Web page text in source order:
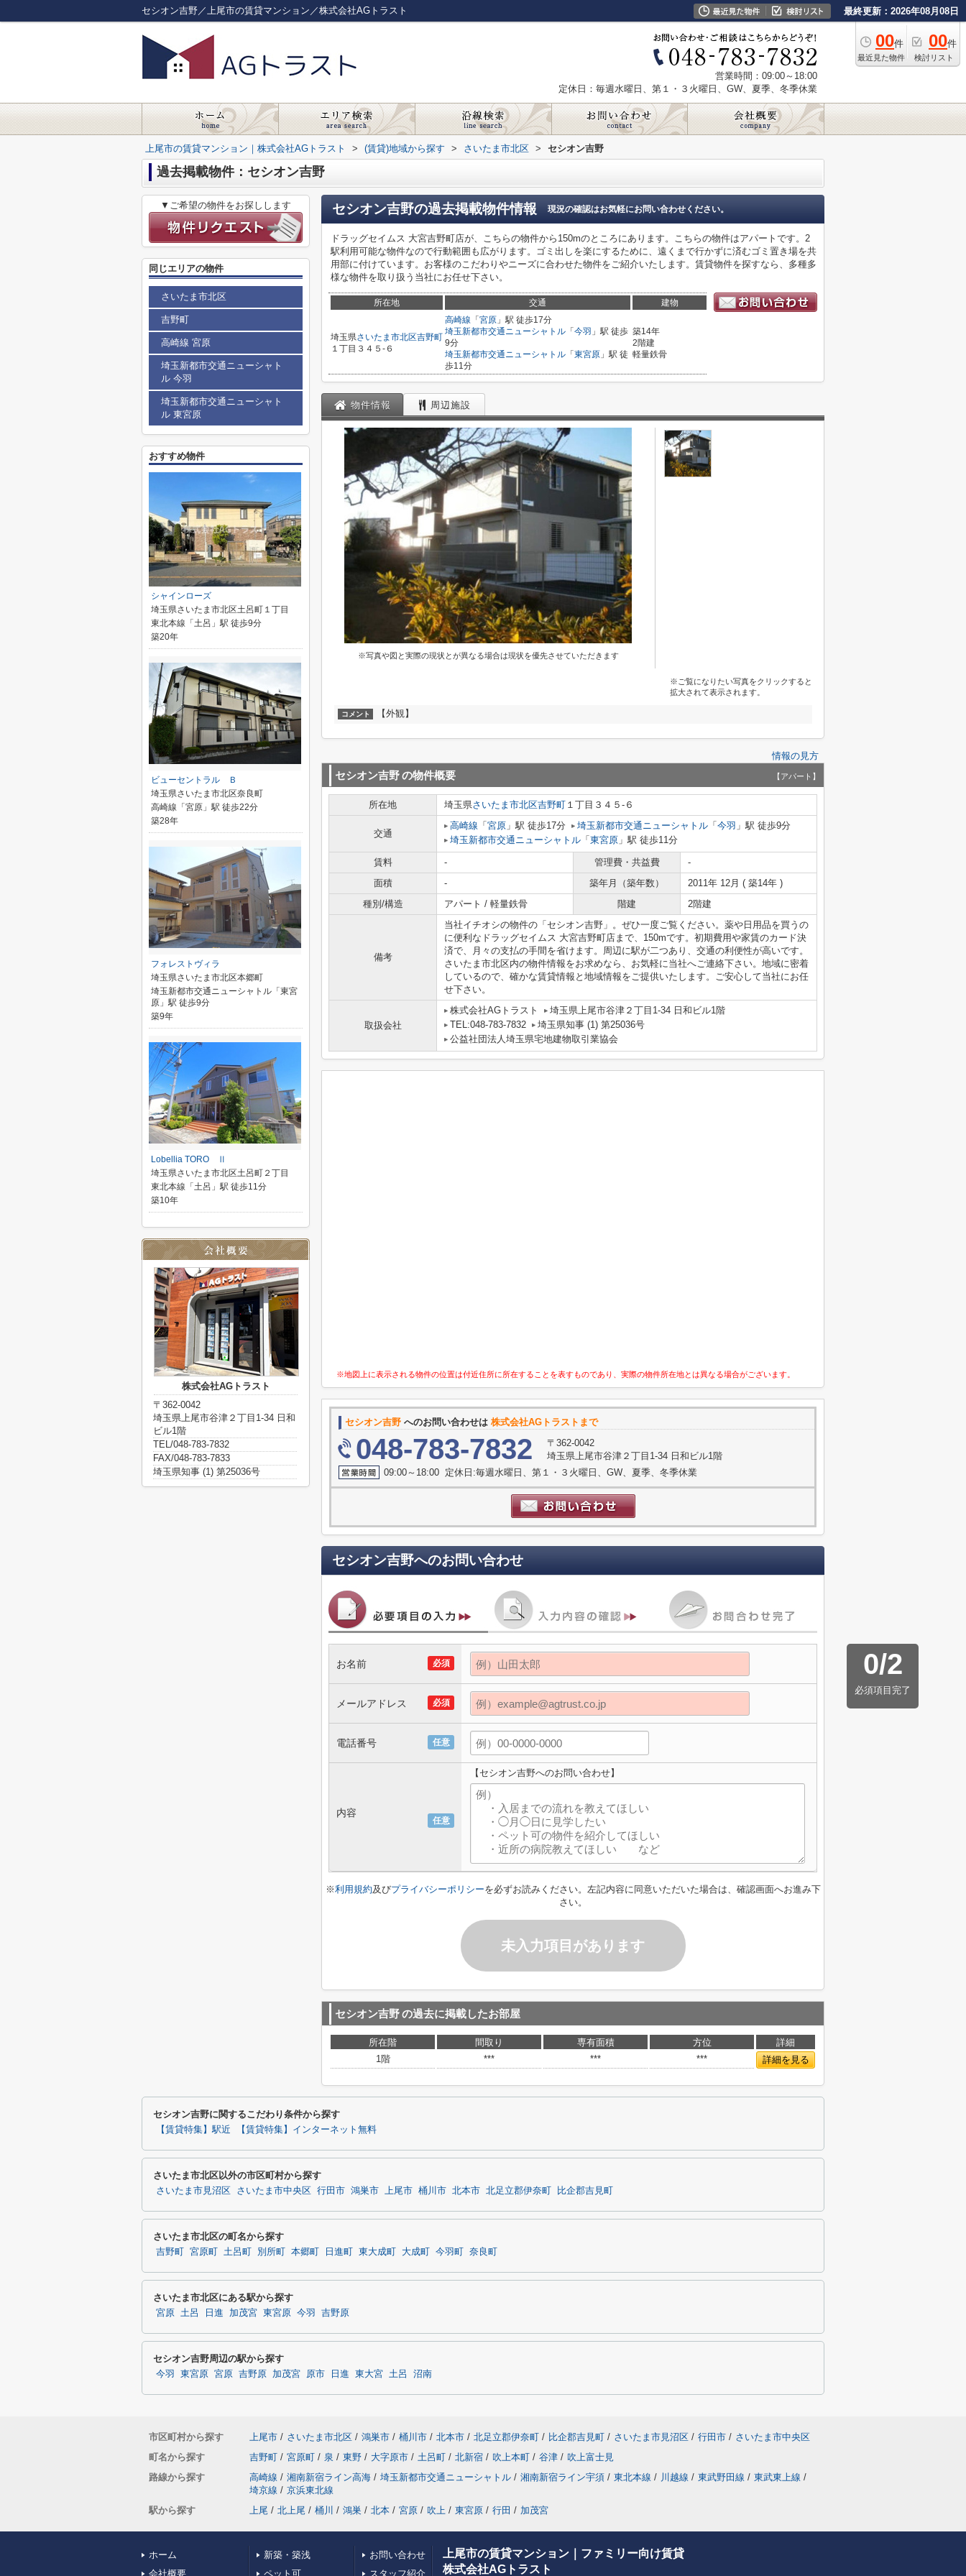
セシオン吉野／上尾市の賃貸マンション／株式会社AGトラスト 最終更新：2026年08月08日
00件
最近見た物件
00件
検討リスト
営業時間：09:00～18:00
定休日：毎週水曜日、第１・３火曜日、GW、夏季、冬季休業
上尾市の賃貸マンション｜株式会社AGトラスト > (賃貸)地域から探す > さいたま市北区 > セシオン吉野
過去掲載物件：セシオン吉野
セシオン吉野の過去掲載物件情報 現況の確認はお気軽にお問い合わせください。
ドラッグセイムス 大宮吉野町店が、こちらの物件から150mのところにあります。こちらの物件はアパートです。2
駅利用可能な物件なので行動範囲も広がります。ゴミ出しを楽にするために、遠くまで行かずに済むゴミ置き場を共
用部に付けています。お客様のこだわりやニーズに合わせた物件をご紹介いたします。賃貸物件を探すなら、多種多
様な物件を取り扱う当社にお任せ下さい。
所在地 交通 建物
埼玉県さいたま市北区吉野町
１丁目３４５-６
高崎線 「 宮原 」駅 徒歩17分
埼玉新都市交通ニューシャトル 「 今羽 」駅 徒歩
9分
埼玉新都市交通ニューシャトル 「 東宮原 」駅 徒
歩11分
築14年
2階建
軽量鉄骨
物件情報 周辺施設
※写真や図と実際の現状とが異なる場合は現状を優先させていただきます
※ご覧になりたい写真をクリックすると
拡大されて表示されます。
コメント 【外観】
情報の見方
セシオン吉野の物件概要 【アパート】
所在地 埼玉県さいたま市北区吉野町 １丁目３４５-６
交通
高崎線 「 宮原 」駅 徒歩17分 埼玉新都市交通ニューシャトル 「 今羽 」駅 徒歩9分
埼玉新都市交通ニューシャトル 「 東宮原 」駅 徒歩11分
賃料 - 管理費・共益費
-
面積
- 築年月（築年数）
2011年 12月 ( 築14年 )
種別/構造
アパート / 軽量鉄骨 階建 2階建
備考
当社イチオシの物件の「セシオン吉野」。ぜひ一度ご覧ください。薬や日用品を買うの
に便利なドラッグセイムス 大宮吉野町店まで、150mです。初期費用や家賃のカード決
済で、月々の支払の手間を省けます。周辺に駅が二つあり、交通の利便性が高いです。
さいたま市北区内の物件情報をお求めなら、お気軽に当社へご連絡下さい。地域に密着
しているので、確かな賃貸情報と地域情報をご提供いたします。ご安心して当社にお任
せ下さい。
取扱会社
株式会社AGトラスト
埼玉県上尾市谷津２丁目1-34 日和ビル1階
TEL:048-783-7832
埼玉県知事 (1) 第25036号
公益社団法人埼玉県宅地建物取引業協会
※地図上に表示される物件の位置は付近住所に所在することを表すものであり、実際の物件所在地とは異なる場合がございます。
セシオン吉野 へのお問い合わせは 株式会社AGトラストまで
048-783-7832
〒362-0042
埼玉県上尾市谷津２丁目1-34 日和ビル1階
09:00～18:00 定休日:毎週水曜日、第１・３火曜日、GW、夏季、冬季休業
セシオン吉野へのお問い合わせ
0/2
必須項目完了
必須
お名前
必須
メールアドレス
任意
電話番号
任意
内容
【セシオン吉野へのお問い合わせ】
※利用規約及びプライバシーポリシーを必ずお読みください。左記内容に同意いただいた場合は、確認画面へお進み下
さい。
未入力項目があります
セシオン吉野の過去に掲載したお部屋
所在階 間取り 専有面積 方位
詳細
1階
*** *** *** 詳細を見る
▼ご希望の物件をお探しします
同じエリアの物件
さいたま市北区
吉野町
高崎線 宮原
埼玉新都市交通ニューシャト
ル 今羽
埼玉新都市交通ニューシャト
ル 東宮原
おすすめ物件
シャインローズ
埼玉県さいたま市北区土呂町１丁目
東北本線「土呂」駅 徒歩9分
築20年
ビューセントラル Ｂ
埼玉県さいたま市北区奈良町
高崎線「宮原」駅 徒歩22分
築28年
フォレストヴィラ
埼玉県さいたま市北区本郷町
埼玉新都市交通ニューシャトル「東宮
原」駅 徒歩9分
築9年
Lobellia TORO Ⅱ
埼玉県さいたま市北区土呂町２丁目
東北本線「土呂」駅 徒歩11分
築10年
株式会社AGトラスト
〒362-0042
埼玉県上尾市谷津２丁目1-34 日和
ビル1階
TEL/048-783-7832
FAX/048-783-7833
埼玉県知事 (1) 第25036号
セシオン吉野に関するこだわり条件から探す
【賃貸特集】駅近 【賃貸特集】インターネット無料
さいたま市北区以外の市区町村から探す
さいたま市見沼区 さいたま市中央区 行田市 鴻巣市 上尾市 桶川市 北本市 北足立郡伊奈町 比企郡吉見町
さいたま市北区の町名から探す
吉野町 宮原町 土呂町 別所町 本郷町 日進町 東大成町 大成町 今羽町 奈良町
さいたま市北区にある駅から探す
宮原 土呂 日進 加茂宮 東宮原 今羽 吉野原
セシオン吉野周辺の駅から探す
今羽 東宮原 宮原 吉野原 加茂宮 原市 日進 東大宮 土呂 沼南
市区町村から探す 上尾市 / さいたま市北区 / 鴻巣市 / 桶川市 / 北本市 / 北足立郡伊奈町 / 比企郡吉見町 / さいたま市見沼区 / 行田市 / さいたま市中央区
町名から探す
吉野町 / 宮原町 / 泉 / 東野 / 大字原市 / 土呂町 / 北新宿 / 吹上本町 / 谷津 / 吹上富士見
路線から探す
高崎線 / 湘南新宿ライン高海 / 埼玉新都市交通ニューシャトル / 湘南新宿ライン宇須 / 東北本線 / 川越線 / 東武野田線 / 東武東上線 /
埼京線 / 京浜東北線
駅から探す
上尾 / 北上尾 / 桶川 / 鴻巣 / 北本 / 宮原 / 吹上 / 東宮原 / 行田 / 加茂宮
ホーム
会社概要
新築・築浅
ペット可
お問い合わせ
スタッフ紹介
上尾市の賃貸マンション｜ファミリー向け賃貸
株式会社AGトラスト